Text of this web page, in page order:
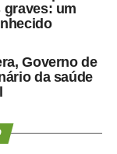
graves: um
Governo de
da saúde